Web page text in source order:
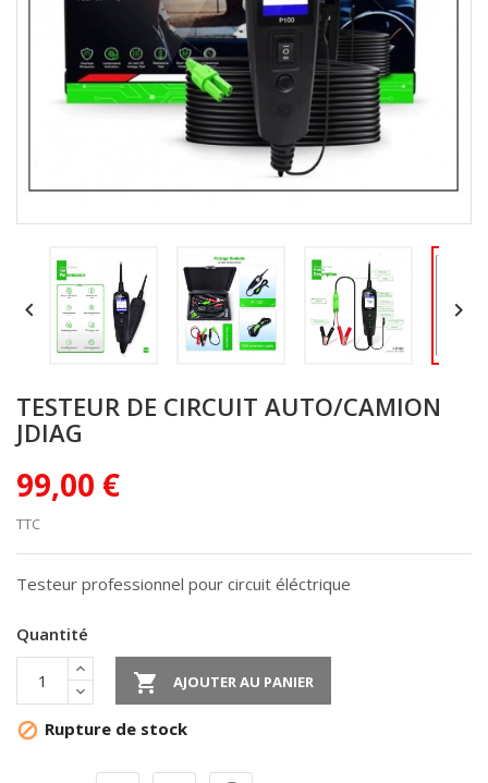
 
TESTEUR DE CIRCUIT AUTO/CAMION
JDIAG
99,00 €
TTC
Testeur professionnel pour circuit éléctrique
Quantité
 AJOUTER AU PANIER
 Rupture de stock